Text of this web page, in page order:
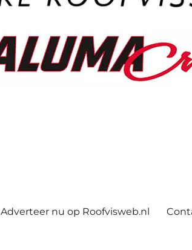
Adverteer nu op Roofvisweb.nl